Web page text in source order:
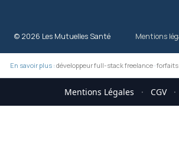
© 2026 Les Mutuelles Santé Mentions
En savoir plus : développeur full-stack freelance·forfaits
Mentions Légales · CGV ·